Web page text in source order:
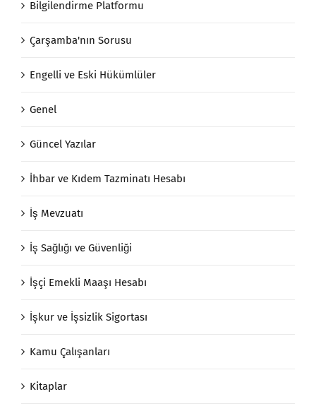
Bilgilendirme Platformu
Çarşamba'nın Sorusu
Engelli ve Eski Hükümlüler
Genel
Güncel Yazılar
İhbar ve Kıdem Tazminatı Hesabı
İş Mevzuatı
İş Sağlığı ve Güvenliği
İşçi Emekli Maaşı Hesabı
İşkur ve İşsizlik Sigortası
Kamu Çalışanları
Kitaplar